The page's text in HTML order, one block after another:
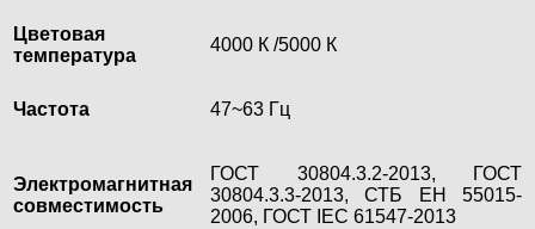
Цветовая
температура
4000 К /5000 К
Частота 47~63 Гц
Электромагнитная
совместимость
ГОСТ 30804.3.2-2013, ГОСТ
30804.3.3-2013, СТБ ЕН 55015-
2006, ГОСТ IEC 61547-2013